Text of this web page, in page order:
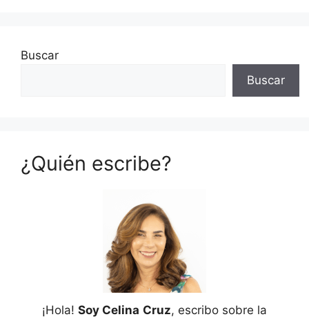
Buscar
Buscar
¿Quién escribe?
¡Hola! Soy Celina Cruz, escribo sobre la